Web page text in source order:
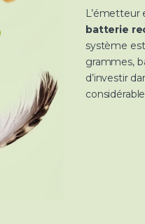
batterie
système
grammes,
d’investir